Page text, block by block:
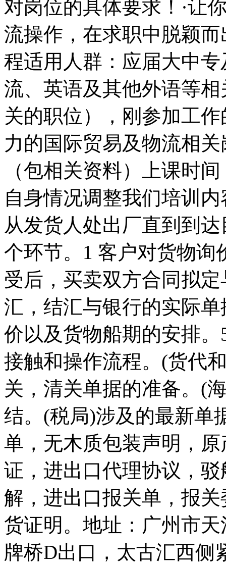
对岗位的具体要求！·让
流操作，在求职中脱颖
程适用人群：应届大中
流、英语及其他外语等
关的职位），刚参加工
力的国际贸易及物流相
（包相关资料）上课时
自身情况调整我们培训
从发货人处出厂直到到
个环节。1 客户对货物询
受后，买卖双方合同拟
汇，结汇与银行的实际
价以及货物船期的安排
接触和操作流程。(货代
关，清关单据的准备。(
结。(税局)涉及的最新单
单，无木质包装声明，
证，进出口代理协议，
解，进出口报关单，报
货证明。地址：广州市
牌桥D出口，太古汇西侧